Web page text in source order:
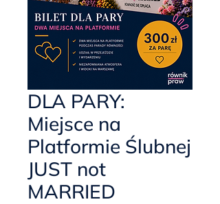
DLA PARY:
Miejsce na
Platformie Ślubnej
JUST not
MARRIED